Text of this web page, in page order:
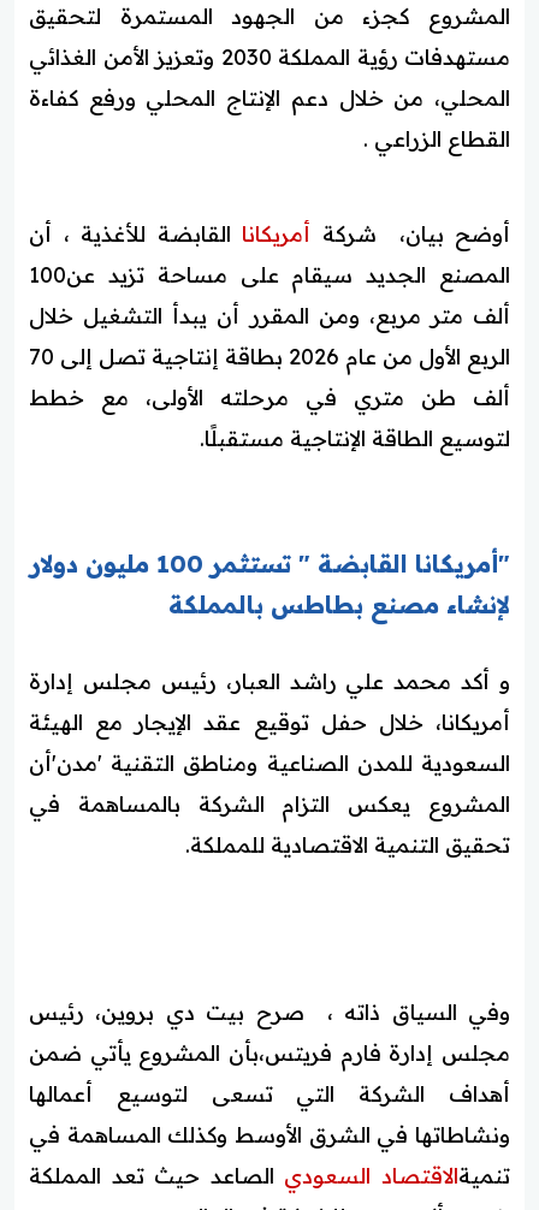
المشروع كجزء من الجهود المستمرة لتحقيق
مستهدفات رؤية المملكة 2030 وتعزيز الأمن الغذائي
المحلي، من خلال دعم الإنتاج المحلي ورفع كفاءة
القطاع الزراعي .
أوضح بيان، شركة أمريكانا القابضة للأغذية ، أن
المصنع الجديد سيقام على مساحة تزيد عن100
ألف متر مربع، ومن المقرر أن يبدأ التشغيل خلال
الربع الأول من عام 2026 بطاقة إنتاجية تصل إلى 70
ألف طن متري في مرحلته الأولى، مع خطط
لتوسيع الطاقة الإنتاجية مستقبلًا.
"أمريكانا القابضة " تستثمر 100 مليون دولار
لإنشاء مصنع بطاطس بالمملكة
و أكد محمد علي راشد العبار، رئيس مجلس إدارة
أمريكانا، خلال حفل توقيع عقد الإيجار مع الهيئة
السعودية للمدن الصناعية ومناطق التقنية 'مدن'أن
المشروع يعكس التزام الشركة بالمساهمة في
تحقيق التنمية الاقتصادية للمملكة.
وفي السياق ذاته ، صرح بيت دي بروين، رئيس
مجلس إدارة فارم فريتس،بأن المشروع يأتي ضمن
أهداف الشركة التي تسعى لتوسيع أعمالها
ونشاطاتها في الشرق الأوسط وكذلك المساهمة في
تنميةالاقتصاد السعودي الصاعد حيث تعد المملكة